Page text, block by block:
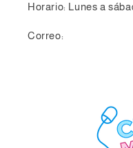
Horario: Lunes a
Correo: